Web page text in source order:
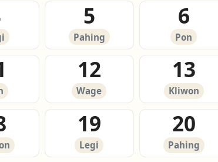
5
Pahing
6
Pon
12
Wage
13
Kliwon
19
Legi
20
Pahing